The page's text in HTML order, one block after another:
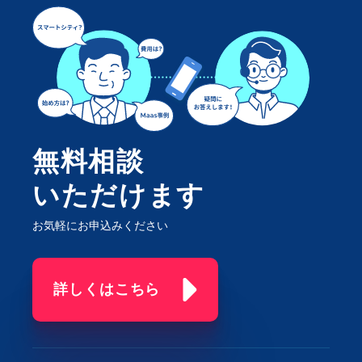
無料相談
いただけます
お気軽にお申込みください
詳しくはこちら